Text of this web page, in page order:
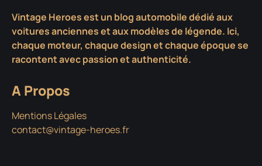
Vintage Heroes est un blog automobile dédié aux
voitures anciennes et aux modèles de légende. Ici,
chaque moteur, chaque design et chaque époque se
racontent avec passion et authenticité.
A Propos
Mentions Légales
contact@vintage-heroes.fr